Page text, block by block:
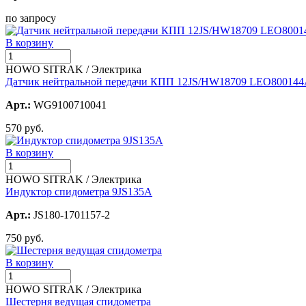
по запросу
В корзину
HOWO SITRAK / Электрика
Датчик нейтральной передачи КПП 12JS/HW18709
Арт.: WG9100710041
570 руб.
В корзину
HOWO SITRAK / Электрика
Индуктор спидометра 9JS135A
Арт.: JS180-1701157-2
750 руб.
В корзину
HOWO SITRAK / Электрика
Шестерня ведущая спидометра